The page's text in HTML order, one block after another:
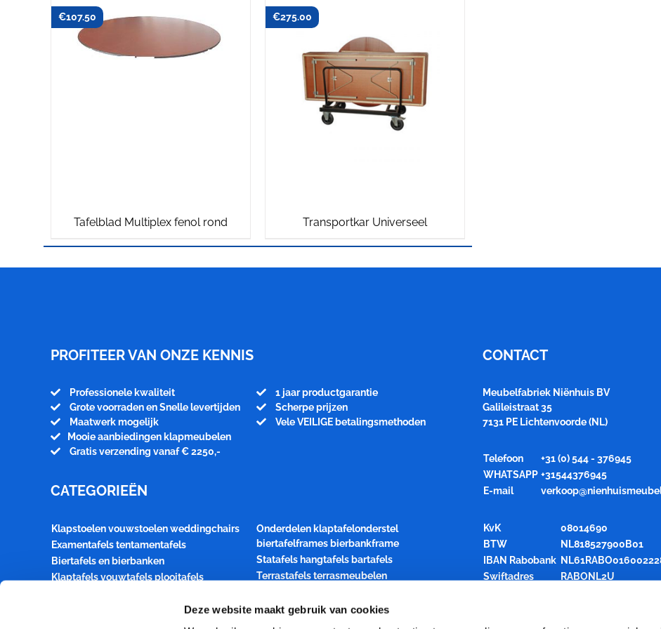
Deze website maakt gebruik van cookies
Tafelblad Multiplex fenol rond
€107.50
Transportkar Universeel
€275.00
PROFITEER VAN ONZE KENNIS
Professionele kwaliteit
Grote voorraden en Snelle levertijden
Maatwerk mogelijk
Mooie aanbiedingen klapmeubelen
Gratis verzending vanaf € 2250,-
1 jaar productgarantie
Scherpe prijzen
Vele VEILIGE betalingsmethoden
CATEGORIEËN
Klapstoelen vouwstoelen weddingchairs
Examentafels tentamentafels
Biertafels en bierbanken
Klaptafels vouwtafels plooitafels
Style statafel buffettafel dinertafel
Bridgetafels kaarttafels inklapbaar
Onderdelen klaptafelonderstel
biertafelframes bierbankframe
Statafels hangtafels bartafels
Terrastafels terrasmeubelen
Transportkarren opslagkarren
CONTACT
Meubelfabriek Niënhuis BV
Galileistraat 35
7131 PE Lichtenvoorde (NL)
Telefoon
+31 (0) 544 - 376945
WHATSAPP +31544376945
E-mail
KvK
08014690
BTW
NL818527900B01
IBAN Rabobank
Swiftadres
RABONL2U